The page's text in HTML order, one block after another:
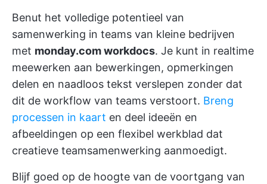
Benut het volledige potentieel van
samenwerking in teams van kleine bedrijven
met monday.com workdocs. Je kunt in realtime
meewerken aan bewerkingen, opmerkingen
delen en naadloos tekst verslepen zonder dat
dit de workflow van teams verstoort. Breng
processen in kaart en deel ideeën en
afbeeldingen op een flexibel werkblad dat
creatieve teamsamenwerking aanmoedigt.
Blijf goed op de hoogte van de voortgang van